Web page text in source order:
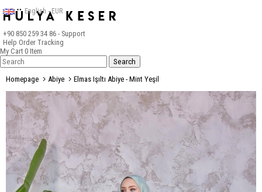
+90 850 259 34 86 - Support
Help Order Tracking
English - EUR
My Cart 0 Item
Homepage Abiye Elmas Işıltı Abiye - Mint Yeşil